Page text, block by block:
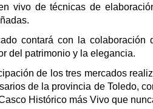
vivo de técnicas de
contará con la
del patrimonio y la elegancia.
de los tres mercados
de la provincia de Toledo,
Histórico más Vivo que